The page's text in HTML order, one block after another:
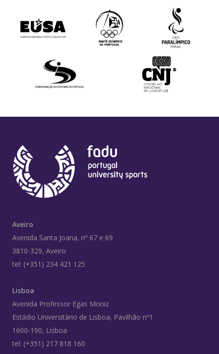
Aveiro
Avenida Santa Joana, nº 67 e 69
3810-329, Aveiro
tel: (+351) 234 421 125
Lisboa
Avenida Professor Egas Moniz
Estádio Universitário de Lisboa, Pavilhão nº1
1600-190, Lisboa
tel: (+351) 217 818 160